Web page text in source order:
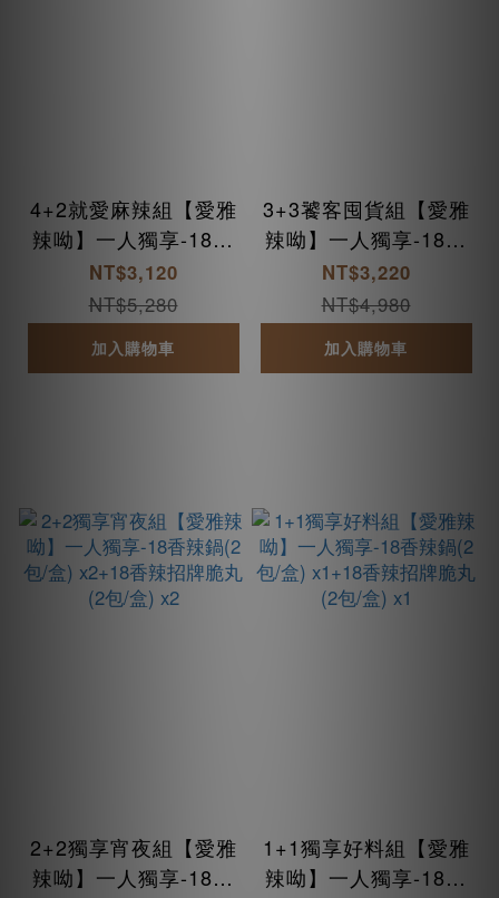
4+2就愛麻辣組【愛雅
辣呦】一人獨享-18香
辣鍋(2包/盒) x4+18香
辣招牌脆丸(2包/盒) x
2
NT$3,120
NT$5,280
加入購物車
3+3饕客囤貨組【愛雅
辣呦】一人獨享-18香
辣鍋(2包/盒) x3+18香
辣招牌脆丸(2包/盒) x
3
NT$3,220
NT$4,980
加入購物車
2+2獨享宵夜組【愛雅
辣呦】一人獨享-18香
1+1獨享好料組【愛雅
辣呦】一人獨享-18香